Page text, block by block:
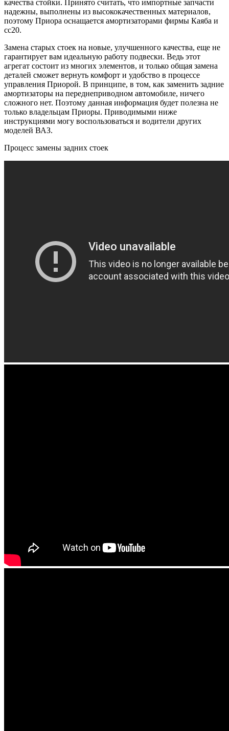
качества стойки. Принято считать, что импортные запчасти
надежны, выполнены из высококачественных материалов,
поэтому Приора оснащается амортизаторами фирмы Каяба и
сс20.
Замена старых стоек на новые, улучшенного качества, еще не
гарантирует вам идеальную работу подвески. Ведь этот
агрегат состоит из многих элементов, и только общая замена
деталей сможет вернуть комфорт и удобство в процессе
управления Приорой. В принципе, в том, как заменить задние
амортизаторы на переднеприводном автомобиле, ничего
сложного нет. Поэтому данная информация будет полезна не
только владельцам Приоры. Приводимыми ниже
инструкциями могу воспользоваться и водители других
моделей ВАЗ.
Процесс замены задних стоек